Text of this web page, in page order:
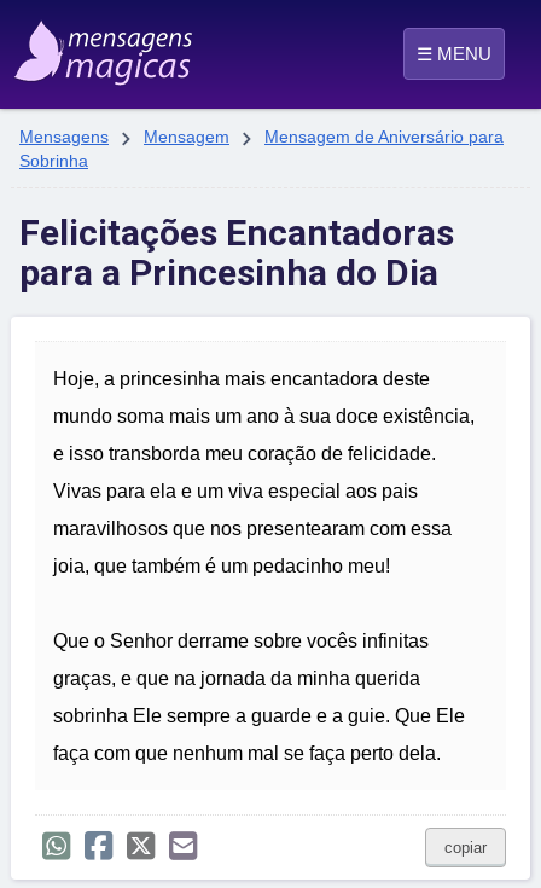
☰ MENU
Mensagens  Mensagem 
Mensagem de Aniversário para
Sobrinha
Felicitações Encantadoras
para a Princesinha do Dia
Hoje, a princesinha mais encantadora deste
mundo soma mais um ano à sua doce existência,
e isso transborda meu coração de felicidade.
Vivas para ela e um viva especial aos pais
maravilhosos que nos presentearam com essa
joia, que também é um pedacinho meu!
Que o Senhor derrame sobre vocês infinitas
graças, e que na jornada da minha querida
sobrinha Ele sempre a guarde e a guie. Que Ele
faça com que nenhum mal se faça perto dela.
copiar